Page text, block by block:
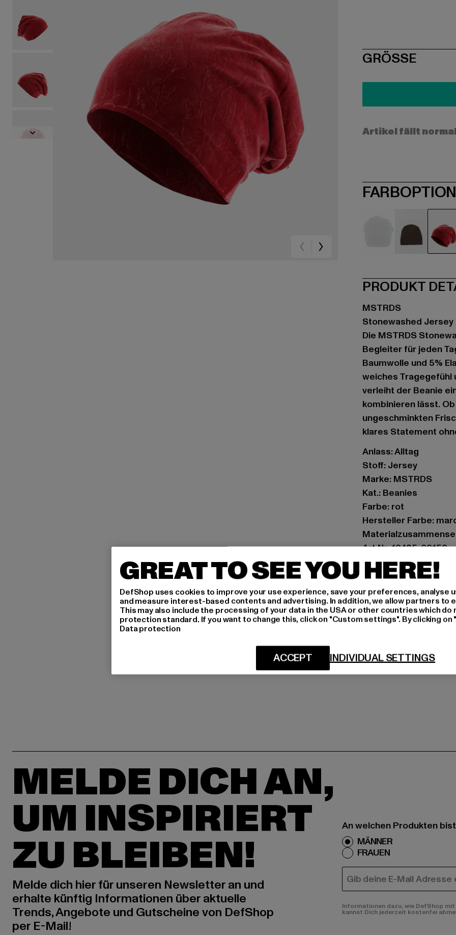
SIZE
GRÖSSE
Artikel fällt
PRODUKT
MSTRDS
Stonewashed Jersey
Die MSTRDS
Begleiter für jeden
Baumwolle und 5%
weiches Tragegefühl
verleiht der Beanie
kombinieren lässt.
ungeschminkten
klares Statement
Anlass: Alltag
Stoff: Jersey
Marke: MSTRDS
Kat.: Beanies
Farbe: rot
Hersteller Farbe:
Art.Nr: 10485-00150
Hersteller: Masterdis
Maria-Merian-Straße
GRÖSSE
LIEFERUNG &
MELDE DICH AN,
UM INSPIRIERT
ZU BLEIBEN!
Melde dich hier für unseren Newsletter an und
erhalte künftig Informationen über aktuelle
Trends, Angebote und Gutscheine von DefShop
per E-Mail!
An welchen Produkten
MÄNNER
FRAUEN
E-MAIL
Informationen dazu, wie DefShop
kannst Dich jederzeit kostenfei
GREAT TO SEE YOU HERE!
DefShop uses cookies to improve your use experience, save your preferences, analyse
and measure interest-based contents and advertising. In addition, we allow partners to
This may also include the processing of your data in the USA or other countries which do
protection standard. If you want to change this, click on "Custom settings". By clicking
Data protection
INDIVIDUAL SETTINGS
ACCEPT